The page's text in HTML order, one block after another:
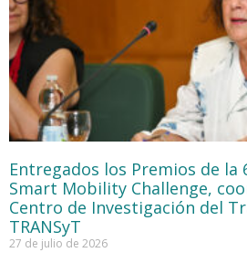
Entregados los Premios de la
Smart Mobility Challenge,
Centro de Investigación del
TRANSyT
27 de julio de 2026